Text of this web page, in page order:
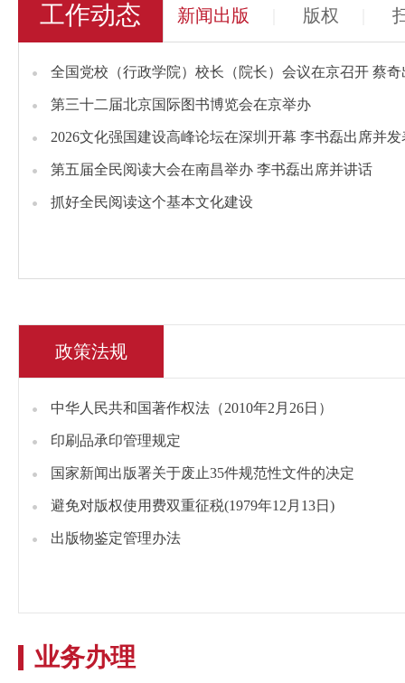
工作动态 新闻出版 版权
全国党校（行政学院）校长（院长）会议在京召开 蔡
第三十二届北京国际图书博览会在京举办
2026文化强国建设高峰论坛在深圳开幕 李书磊出席并
第五届全民阅读大会在南昌举办 李书磊出席并讲话
抓好全民阅读这个基本文化建设
政策法规
中华人民共和国著作权法（2010年2月26日）
印刷品承印管理规定
国家新闻出版署关于废止35件规范性文件的决定
避免对版权使用费双重征税(1979年12月13日)
出版物鉴定管理办法
业务办理